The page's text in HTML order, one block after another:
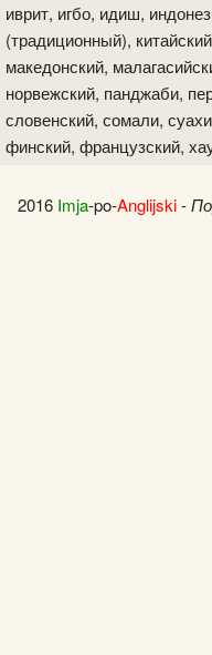
иврит, игбо, идиш,
(традиционный),
македонский,
норвежский, панджаби,
словенский, сомали,
финский, французский,
2016 Imja-po-Anglijski-